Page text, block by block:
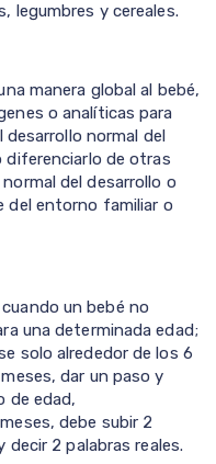
legumbres y cereales.
manera global al bebé,
o analíticas para
normal del
diferenciarlo de otras
del desarrollo o
del entorno familiar o
un bebé no
una determinada edad;
solo alrededor de los 6
dar un paso y
de edad,
debe subir 2
2 palabras reales.